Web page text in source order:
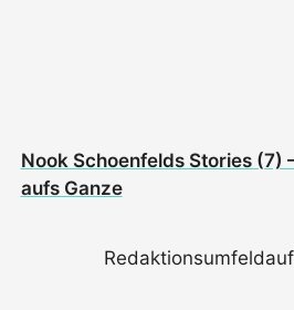
Nook Schoenfelds Stories (7)
aufs Ganze